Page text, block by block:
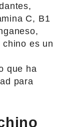
C, B1
es un
que ha
para